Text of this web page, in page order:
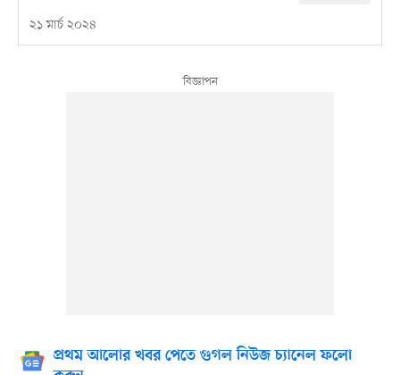
২১ মার্চ ২০২৪
প্রথম আলোর খবর পেতে গুগল নিউজ চ্যানেল ফলো